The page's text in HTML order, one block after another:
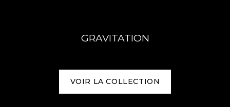
GRAVITATION
VOIR LA COLLECTION